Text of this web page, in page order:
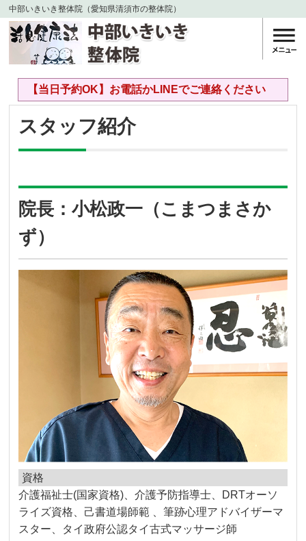
中部いきいき整体院（愛知県清須市の整体院）
【当日予約OK】お電話かLINEでご連絡ください
スタッフ紹介
院長：小松政一（こまつまさか
ず）
資格
介護福祉士(国家資格)、介護予防指導士、DRTオーソ
ライズ資格、己書道場師範 、筆跡心理アドバイザーマ
スター、タイ政府公認タイ古式マッサージ師